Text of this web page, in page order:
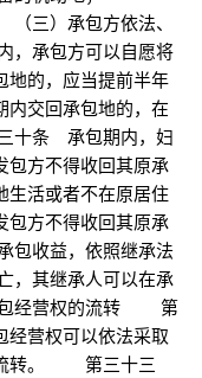
三）承包方依法、
承包方可以自愿将
地的，应当提前半年
内交回承包地的，在
十条 承包期内，妇
包方不得收回其原承
生活或者不在原居住
包方不得收回其原承
收益，依照继承法
其继承人可以在承
经营权的流转 第
营权可以依法采取
流转。 第三十三